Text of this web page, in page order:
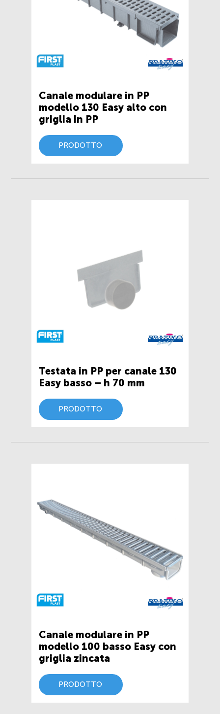
Canale modulare in PP
modello 130 Easy alto con
griglia in PP
PRODOTTO
Testata in PP per canale 130
Easy basso – h 70 mm
PRODOTTO
Canale modulare in PP
modello 100 basso Easy con
griglia zincata
PRODOTTO